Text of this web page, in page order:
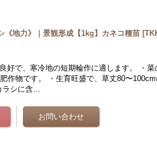
《地力》｜景観形成【1kg】カネコ種苗 [
好で、寒冷地の短期輪作に適します。 ・菜
作物です。 ・生育旺盛で、草丈80〜
ラシに含…